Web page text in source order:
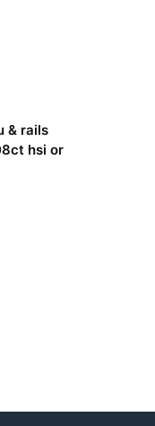
& rails
hsi or